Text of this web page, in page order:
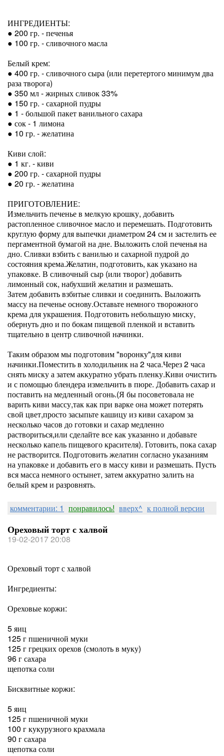
ИНГРЕДИЕНТЫ:
● 200 гр. - печенья
● 100 гр. - сливочного масла
Белый крем:
● 400 гр. - сливочного сыра (или перетертого минимум два
раза творога)
● 350 мл - жирных сливок 33%
● 150 гр. - сахарной пудры
● 1 - большой пакет ванильного сахара
● сок - 1 лимона
● 10 гр. - желатина
Киви слой:
● 1 кг. - киви
● 200 гр. - сахарной пудры
● 20 гр. - желатина
ПРИГОТОВЛЕНИЕ:
Измельчить печенье в мелкую крошку, добавить
растопленное сливочное масло и перемешать. Подготовить
круглую форму для выпечки диаметром 24 см и застелить ее
пергаментной бумагой на дне. Выложить слой печенья на
дно. Сливки взбить с ванилью и сахарной пудрой до
состояния крема.Желатин, подготовить, как указано на
упаковке. В сливочный сыр (или творог) добавить
лимонный сок, набухший желатин и размешать.
Затем добавить взбитые сливки и соединить. Выложить
массу на печенье основу.Оставьте немного творожного
крема для украшения. Подготовить небольшую миску,
обернуть дно и по бокам пищевой пленкой и вставить
тщательно в центр сливочной начинки.
Таким образом мы подготовим "воронку"для киви
начинки.Поместить в холодильник на 2 часа.Через 2 часа
снять миску а затем аккуратно убрать пленку.Киви очистить
и с помощью блендера измельчить в пюре. Добавить сахар и
поставить на медленный огонь.(Я бы посоветовала не
варить киви массу,так как при варке она может потерять
свой цвет,просто засыпьте кашицу из киви сахаром за
несколько часов до готовки и сахар медленно
раствориться,или сделайте все как указанно и добавьте
несколько капель пищевого красителя). Готовить, пока сахар
не растворится. Подготовить желатин согласно указаниям
на упаковке и добавить его в массу киви и размешать. Пусть
вся масса немного остынет, затем аккуратно залить на
белый крем и разровнять.
комментарии: 1 понравилось! вверх^ к полной версии
Ореховый торт с халвой
19-02-2017 20:08
Ореховый торт с халвой
Ингредиенты:
Ореховые коржи:
5 яиц
125 г пшеничной муки
125 г грецких орехов (смолоть в муку)
96 г сахара
щепотка соли
Бисквитные коржи:
5 яиц
125 г пшеничной муки
100 г кукурузного крахмала
90 г сахара
щепотка соли